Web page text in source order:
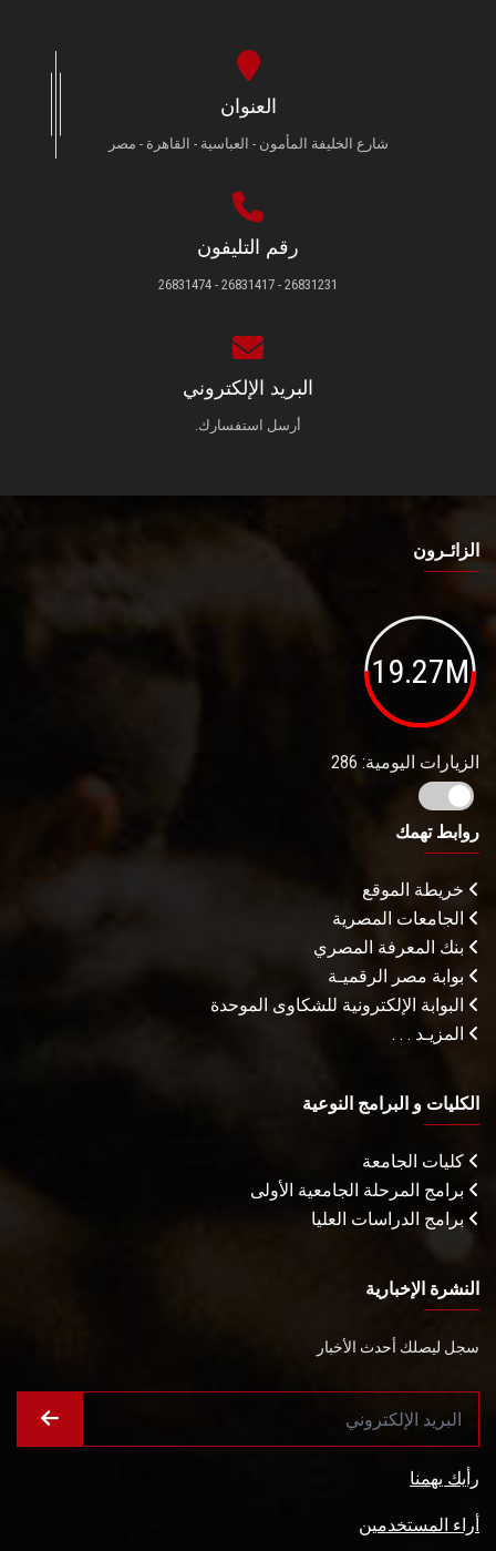
العنوان
شارع الخليفة المأمون - العباسية - القاهرة - مصر
رقم التليفون
26831231 - 26831417 - 26831474
البريد الإلكتروني
أرسل استفسارك.
الزائـرون
19.27M
الزيارات اليومية: 286
روابط تهمك
خريطة الموقع
الجامعات المصرية
بنك المعرفة المصري
بوابة مصر الرقميـة
البوابة الإلكترونية للشكاوى الموحدة
المزيـد . . .
الكليات و البرامج النوعية
كليات الجامعة
برامج المرحلة الجامعية الأولى
برامج الدراسات العليا
النشرة الإخبارية
سجل ليصلك أحدث الأخبار
رأيك يهمنا
أراء المستخدمين